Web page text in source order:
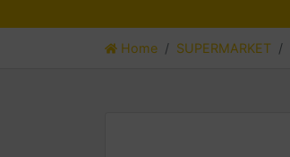
Home SUPERMARKET